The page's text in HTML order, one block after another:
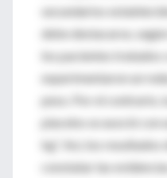
secundarios
debe destacarse,
los pacientes tratados
experimentaron un
peso. Por el contrario,
placebo se asoció con
kg”. Así, los resultados
constatar las